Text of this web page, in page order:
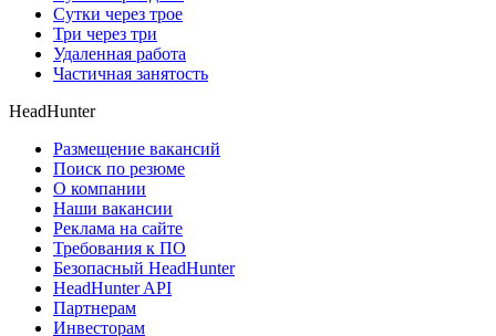
Сутки через трое
Три через три
Удаленная работа
Частичная занятость
HeadHunter
Размещение вакансий
Поиск по резюме
О компании
Наши вакансии
Реклама на сайте
Требования к ПО
Безопасный HeadHunter
HeadHunter API
Партнерам
Инвесторам